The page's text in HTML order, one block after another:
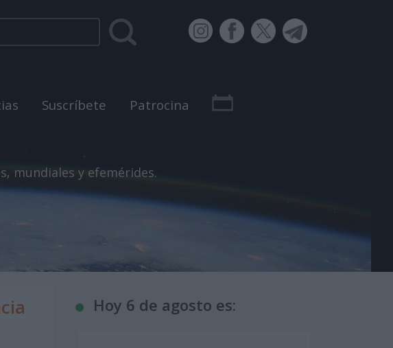
Suscríbete Patrocina
mundiales y efemérides.
Hoy 6 de agosto es: